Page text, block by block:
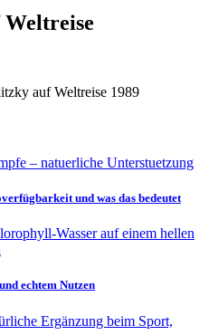
auf Weltreise 1989
und was das bedeutet
echtem Nutzen